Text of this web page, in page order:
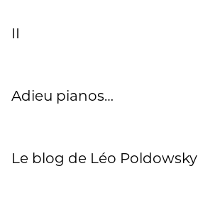
II
Adieu pianos…
Le blog de Léo Poldowsky